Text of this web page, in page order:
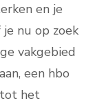
en je
nu op zoek
vakgebied
een hbo
het